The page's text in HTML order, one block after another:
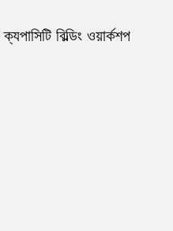
বিল্ডিং ওয়ার্কশপ